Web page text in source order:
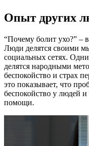
Опыт других
“Почему болит ухо?” –
Люди делятся своими
социальных сетях. Одни
делятся народными
беспокойство и страх
это показывает, что
беспокойство у людей
помощи.